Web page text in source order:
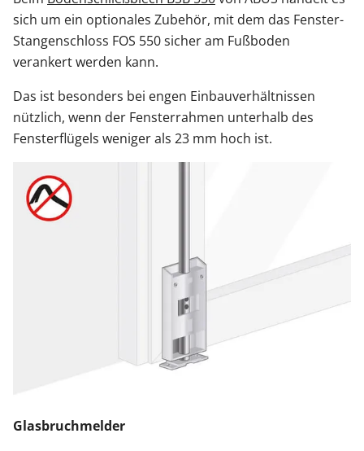
sich um ein optionales Zubehör, mit dem das Fenster-
Stangenschloss FOS 550 sicher am Fußboden
verankert werden kann.
Das ist besonders bei engen Einbauverhältnissen
nützlich, wenn der Fensterrahmen unterhalb des
Fensterflügels weniger als 23 mm hoch ist.
Glasbruchmelder